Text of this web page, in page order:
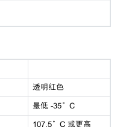
透明红色
最低 -35°C
107.5°C 或更高